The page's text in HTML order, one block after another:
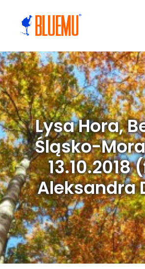
Lysa Hora,
Śląsko-
13.10.2018
Aleksandra